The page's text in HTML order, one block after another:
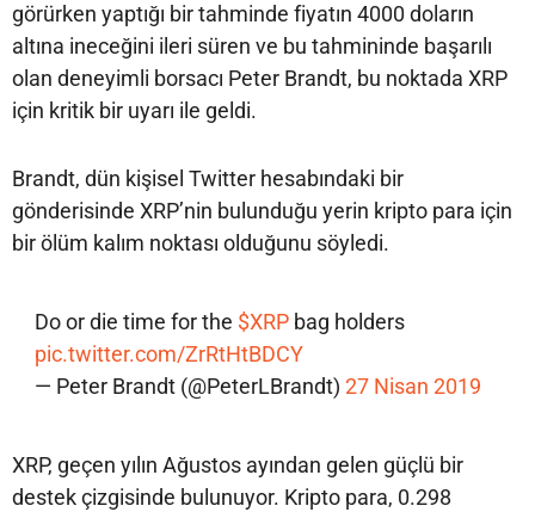
görürken yaptığı bir tahminde fiyatın 4000 doların
altına ineceğini ileri süren ve bu tahmininde başarılı
olan deneyimli borsacı Peter Brandt, bu noktada XRP
için kritik bir uyarı ile geldi.
Brandt, dün kişisel Twitter hesabındaki bir
gönderisinde XRP’nin bulunduğu yerin kripto para için
bir ölüm kalım noktası olduğunu söyledi.
Do or die time for the $XRP bag holders
pic.twitter.com/ZrRtHtBDCY
— Peter Brandt (@PeterLBrandt) 27 Nisan 2019
XRP, geçen yılın Ağustos ayından gelen güçlü bir
destek çizgisinde bulunuyor. Kripto para, 0.298